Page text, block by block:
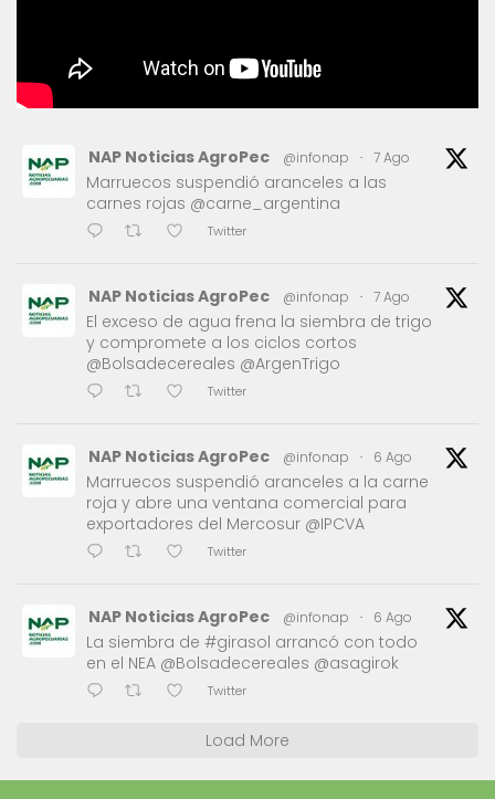
NAP Noticias AgroPec @infonap · 7 Ago
Marruecos suspendió aranceles a las
carnes rojas @carne_argentina
Twitter
NAP Noticias AgroPec @infonap · 7 Ago
El exceso de agua frena la siembra de trigo
y compromete a los ciclos cortos
@Bolsadecereales @ArgenTrigo
Twitter
NAP Noticias AgroPec @infonap · 6 Ago
Marruecos suspendió aranceles a la carne
roja y abre una ventana comercial para
exportadores del Mercosur @IPCVA
Twitter
NAP Noticias AgroPec @infonap · 6 Ago
La siembra de #girasol arrancó con todo
en el NEA @Bolsadecereales @asagirok
Twitter
Load More